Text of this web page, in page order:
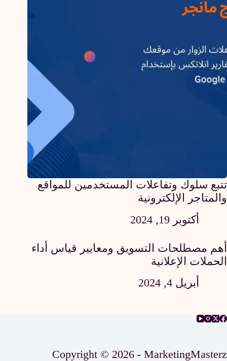
تتبع سلوك وتفاعلات المستخدمين للمواقع
والمتاجر الإلكترونية
أكتوبر 19, 2024
أهم مصطلحات التسويق ومعايير قياس أداء
الحملات الإعلانية
أبريل 4, 2024
Copyright © 2026 - MarketingMasterz